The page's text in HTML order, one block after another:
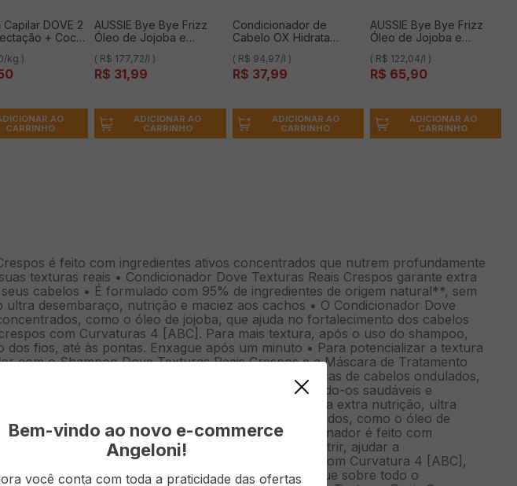
Capilar DOVE 2
+ Coco
kg )
AO
CARRINHO
AUSSIE Bye Bye Frizz
Óleo de Jojoba e
Shampoo 180ml
( R$ 177,72/l )
R$ 31,99
ADICIONAR AO
CARRINHO
Condicionador de
Cabelo OX Hidrata
( R$ 94,97/l )
R$ 37,99
ADICIONAR AO
CARRINHO
AUSSIE Bye Bye Frizz
Óleo de Jojoba e
Shampoo 360ml + Bye
Bye Frizz Condicionador
( R$ 122,04/l )
R$ 65,90
ADICIONAR AO
CARRINHO
é feito com ingredientes ativos concentrados que nutrem profundamente
texturas reais • Condicionador Dove Texturas Reais Crespos garante extra
cabelos • É formulado com 95% de ingredientes de origem natural**, sem
desembaraço, nutrição e maciez aos cachos • O Condicionador Dove
como o óleo de jojoba, que ajuda no fortalecimento dos cabelos
com Curvaturas 4 [ABC]. Para mais textura, após o uso do shampoo,
fios, até às pontas. Enxague após um minuto • Para potencializar a textura
com o Shampoo Dove Texturas Reais Crespos e a Máscara de Tratamento
Reais foi criada para as necessidades específicas de cabelos ondulados,
que nutrem profundamente os fios, mantendo-os saudáveis e
Liberado Dove Texturas Reais Crespos, proporciona extra nutrição, ultra
Desenvolvido com ingredientes ativos concentrados, como o óleo de
cabelos crespos da raiz às pontas*. Esse condicionador é feito com
fórmula parabenos, petrolatos e corantes, para nutrir, ajudar a
Reais Crespos foi criado para cabelos crespos com Curvatura 4 [ABC],
em seus cabelos, após o uso do shampoo, aplique sobre todo o
Bem-vindo ao novo e-commerce
Angeloni!
você conta com toda a praticidade das ofertas